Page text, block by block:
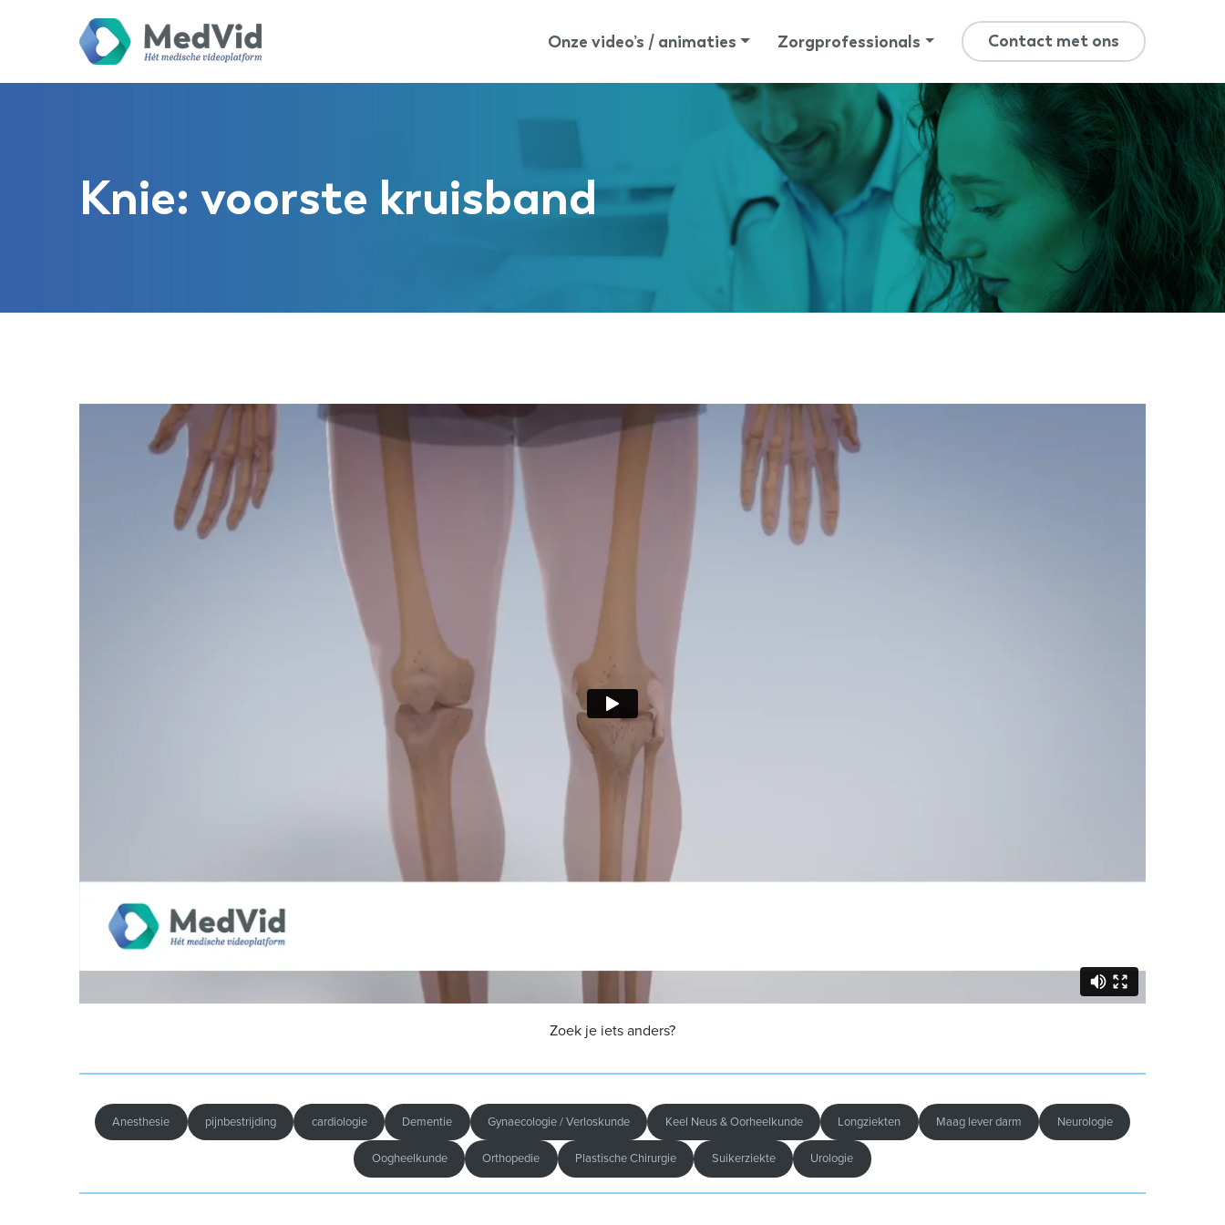
Onze video’s / animaties Zorgprofessionals Contact met ons
Knie: voorste kruisband
Zoek je iets anders?
Anesthesie pijnbestrijding cardiologie Dementie Gynaecologie / Verloskunde Keel Neus & Oorheelkunde Longziekten Maag lever darm Neurologie
Oogheelkunde Orthopedie Plastische Chirurgie Suikerziekte Urologie